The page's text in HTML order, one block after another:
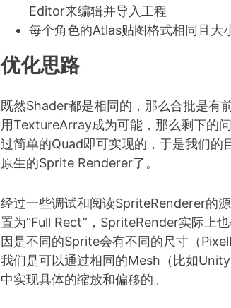
Editor来编辑并导入工程
每个角色的Atlas贴图格式相同且大
优化思路
既然Shader都是相同的，那么合批是有
用TextureArray成为可能，那么剩下的
过简单的Quad即可实现的，于是我们
原生的Sprite Renderer了。
经过一些调试和阅读SpriteRenderer的
置为“Full Rect”，SpriteRender实际上
因是不同的Sprite会有不同的尺寸（
我们是可以通过相同的Mesh（比如
中实现具体的缩放和偏移的。